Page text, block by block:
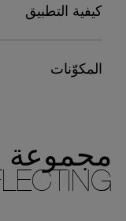
كيفية التطبيق
المكوّنات